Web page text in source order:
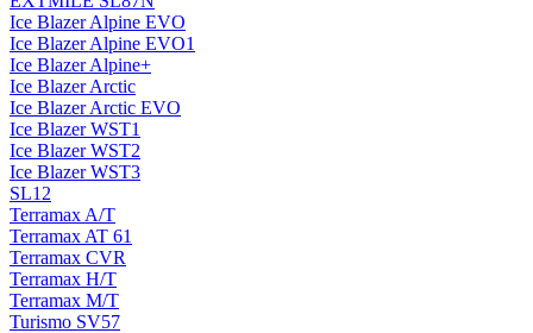
Ice Blazer Alpine EVO
Ice Blazer Alpine EVO1
Ice Blazer Alpine+
Ice Blazer Arctic
Ice Blazer Arctic EVO
Ice Blazer WST1
Ice Blazer WST2
Ice Blazer WST3
SL12
Terramax A/T
Terramax AT 61
Terramax CVR
Terramax H/T
Terramax М/T
Turismo SV57